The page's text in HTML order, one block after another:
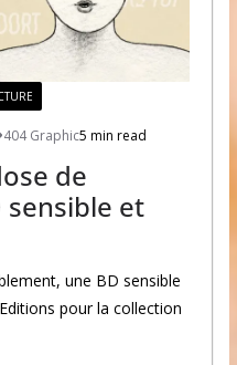
404 Graphic5 min read
de
et
une BD sensible
pour la collection